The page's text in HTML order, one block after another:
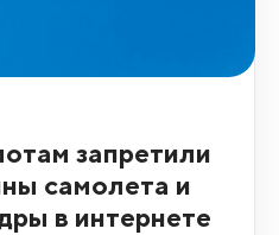
запретили
самолета и
в интернете